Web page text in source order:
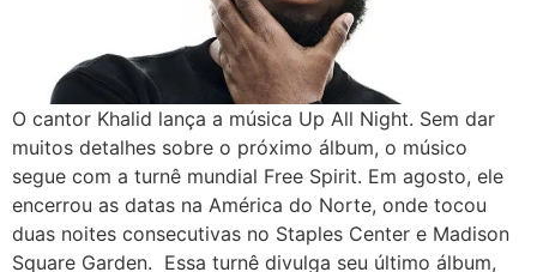
O cantor Khalid lança a música Up All Night. Sem dar
muitos detalhes sobre o próximo álbum, o músico
segue com a turnê mundial Free Spirit. Em agosto, ele
encerrou as datas na América do Norte, onde tocou
duas noites consecutivas no Staples Center e Madison
Square Garden. Essa turnê divulga seu último álbum,